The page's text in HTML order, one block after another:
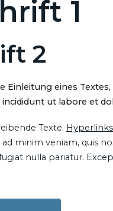
1
2
Einleitung eines
ut labore et
Texte. Hyperlinks
minim veniam, quis
nulla pariatur.